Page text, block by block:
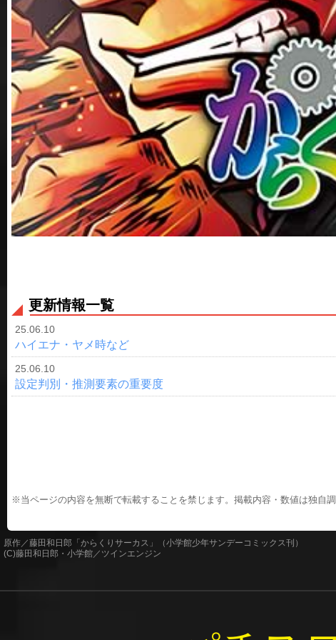
更新情報一覧
25.06.10
ハイエナ・ヤメ時など
25.06.10
設定判別・推測要素の重要度
※当ページの内容を無断で転載することを禁じます。掲載内容・数値は独自調
原作／藤田和日郎「からくりサーカス」（小学館少年サンデーコミックス刊）
(C)藤田和日郎・小学館／ツインエンジン